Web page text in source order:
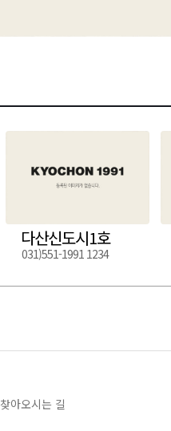
다산신도시1호
031)551-1991 1234
찾아오시는 길